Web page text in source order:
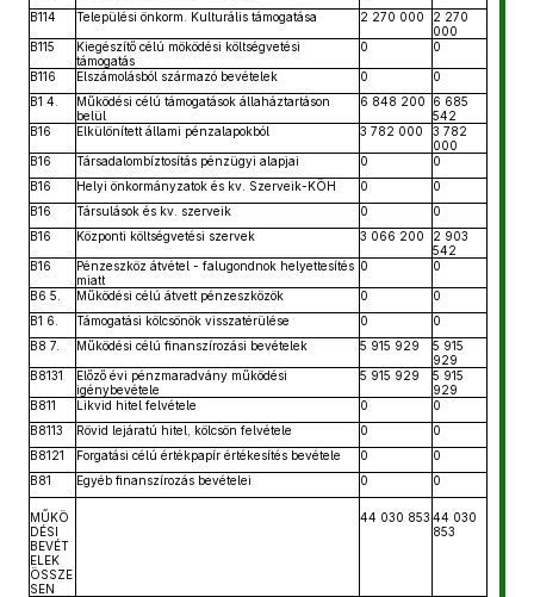
B114
Települési önkorm. Kulturális támogatása 2 270 000
2 270
000
B115
Kiegészítő célú möködési költségvetési
támogatás
0 0
B116 Elszámolásból származó bevételek 0
0
B1 4.
Működési célú támogatások állaháztartáson
belül
6 848 200
6 685
542
B16
Elkülönített állami pénzalapokból 3 782 000
3 782
000
B16
Társadalombíztosítás pénzügyi alapjai 0
0
B16
Helyi önkormányzatok és kv. Szerveik-KÖH 0
0
B16
Társulások és kv. szerveik 0
0
B16
Központi költségvetési szervek 3 066 200
2 903
542
B16
Pénzeszköz átvétel - falugondnok helyettesítés
miatt
0 0
B6 5. Működési célú átvett pénzeszközök 0
0
B1 6.
Támogatási kölcsönök visszatérülése 0
0
B8 7.
Működési célú finanszírozási bevételek 5 915 929
5 915
929
B8131
Előző évi pénzmaradvány működési
igénybevétele
5 915 929
5 915
929
B811
Likvid hitel felvétele 0
0
B8113
Rövid lejáratú hitel, kölcsön felvétele 0
0
B8121
Forgatási célú értékpapír értékesítés bevétele 0
0
B81
Egyéb finanszírozás bevételei 0 0
MŰKÖ
DÉSI
BEVÉT
ELEK
ÖSSZE
SEN
44 030 853 44 030
853